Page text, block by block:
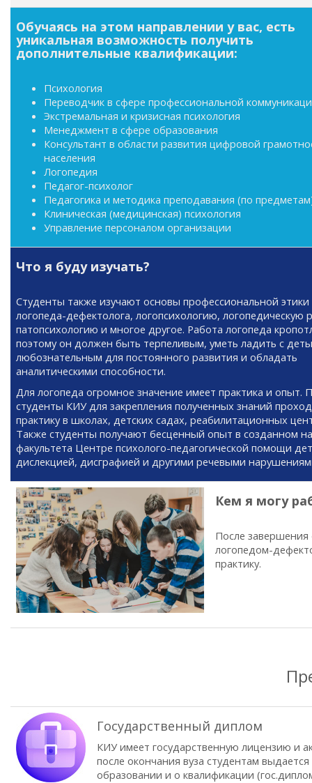
Обучаясь на этом направлении у вас, есть
уникальная возможность получить
дополнительные квалификации:
Психология
Переводчик в сфере профессиональной
Экстремальная и кризисная психология
Менеджмент в сфере образования
Консультант в области развития цифровой
населения
Логопедия
Педагог-психолог
Педагогика и методика преподавания (по
Клиническая (медицинская) психология
Управление персоналом организации
Что я буду изучать?
Студенты также изучают основы профессиональной этики
логопеда-дефектолога, логопсихологию, логопедическую
патопсихологию и многое другое. Работа логопеда
поэтому он должен быть терпеливым, уметь ладить с
любознательным для постоянного развития и обладать
аналитическими способности.
Для логопеда огромное значение имеет практика и опыт.
студенты КИУ для закрепления полученных знаний
практику в школах, детских садах, реабилитационных
Также студенты получают бесценный опыт в созданном
факультета Центре психолого-педагогической помощи
дислекцией, дисграфией и другими речевыми
Кем я могу
После завершения
логопедом-
практику.
Государственный диплом
КИУ имеет государственную лицензию и
после окончания вуза студентам
образовании и о квалификации